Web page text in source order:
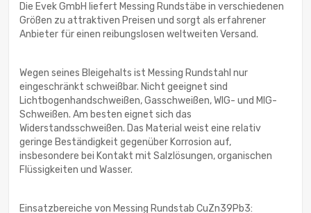
Die Evek GmbH liefert Messing Rundstäbe in verschiedenen
Größen zu attraktiven Preisen und sorgt als erfahrener
Anbieter für einen reibungslosen weltweiten Versand.
Wegen seines Bleigehalts ist Messing Rundstahl nur
eingeschränkt schweißbar. Nicht geeignet sind
Lichtbogenhandschweißen, Gasschweißen, WIG- und MIG-
Schweißen. Am besten eignet sich das
Widerstandsschweißen. Das Material weist eine relativ
geringe Beständigkeit gegenüber Korrosion auf,
insbesondere bei Kontakt mit Salzlösungen, organischen
Flüssigkeiten und Wasser.
Einsatzbereiche von Messing Rundstab CuZn39Pb3: